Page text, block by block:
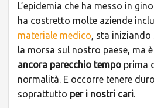
L’epidemia che ha messo in
ha costretto molte aziende
materiale medico, sta
la morsa sul nostro paese, ma
ancora parecchio tempo prima
normalità. E occorre tenere
soprattutto per i nostri cari.